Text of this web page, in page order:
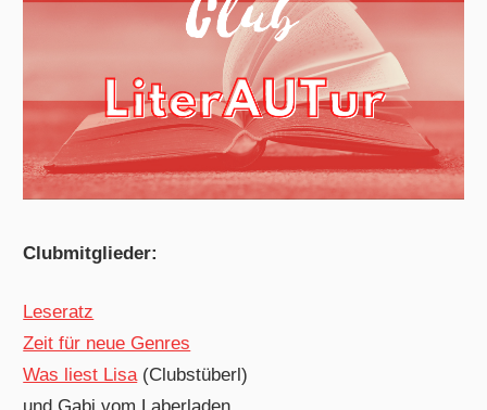
Clubmitglieder:
Leseratz
Zeit für neue Genres
Was liest Lisa(Clubstüberl)